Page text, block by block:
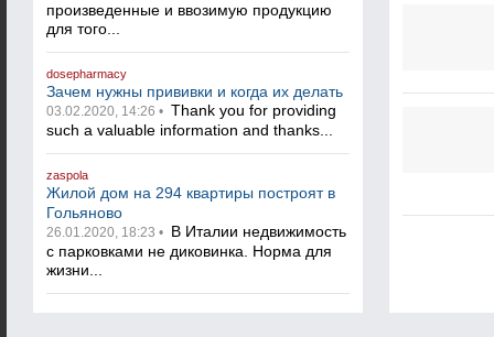
произведенные и ввозимую продукцию
для того...
dosepharmacy
Зачем нужны прививки и когда их делать
03.02.2020, 14:26 • Thank you for providing
such a valuable information and thanks...
zaspola
Жилой дом на 294 квартиры построят в
Гольяново
26.01.2020, 18:23 • В Италии недвижимость
с парковками не диковинка. Норма для
жизни...